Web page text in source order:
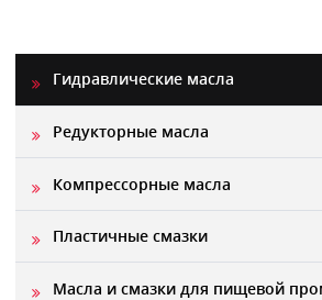
Гидравлические масла
Редукторные масла
Компрессорные масла
Пластичные смазки
Масла и смазки для пищевой